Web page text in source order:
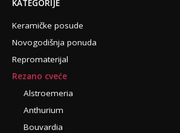
KATEGORIJE
Keramičke posude
Novogodišnja ponuda
Repromaterijal
Rezano cveće
Alstroemeria
Anthurium
Bouvardia